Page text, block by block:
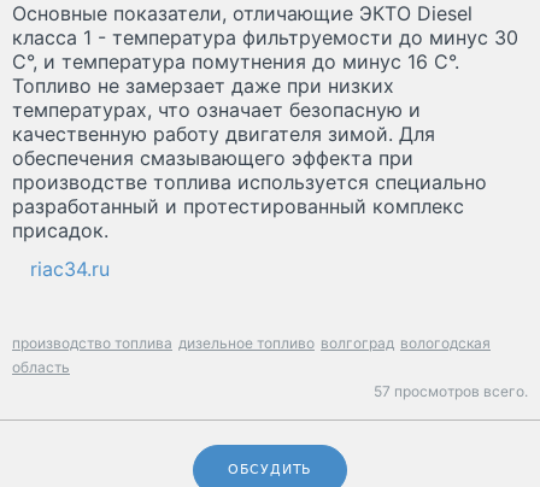
Основные показатели, отличающие ЭКТО Diesel
класса 1 - температура фильтруемости до минус 30
С°, и температура помутнения до минус 16 С°.
Топливо не замерзает даже при низких
температурах, что означает безопасную и
качественную работу двигателя зимой. Для
обеспечения смазывающего эффекта при
производстве топлива используется специально
разработанный и протестированный комплекс
присадок.
riac34.ru
производство топлива дизельное топливо волгоград вологодская
область
57 просмотров всего.
ОБСУДИТЬ